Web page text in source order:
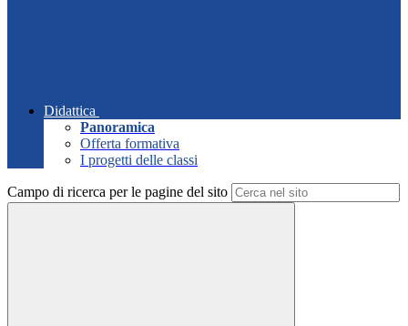
Didattica
Panoramica
Offerta formativa
I progetti delle classi
Campo di ricerca per le pagine del sito